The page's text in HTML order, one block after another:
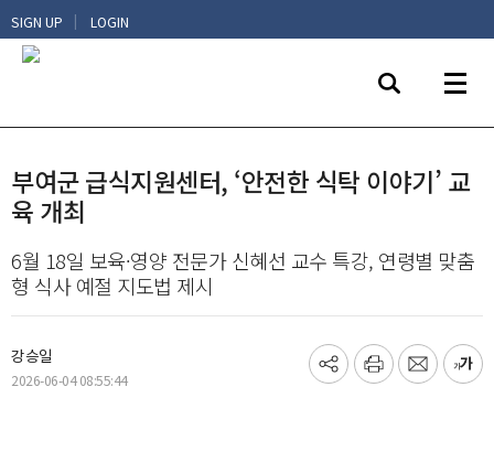
SIGN UP | LOGIN
부여군 급식지원센터, ‘안전한 식탁 이야기’ 교
육 개최
6월 18일 보육·영양 전문가 신혜선 교수 특강, 연령별 맞춤
형 식사 예절 지도법 제시
강승일
2026-06-04 08:55:44
기
프
메
글